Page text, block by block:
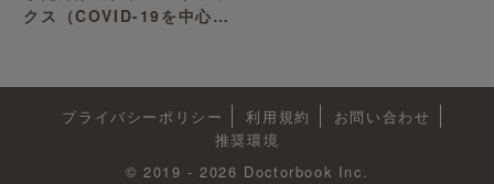
クス（COVID-19を中心
プライバシーポリシー 利用規約
お問い合わせ
推奨環境
© 2019 - 2026 Doctorbook Inc.